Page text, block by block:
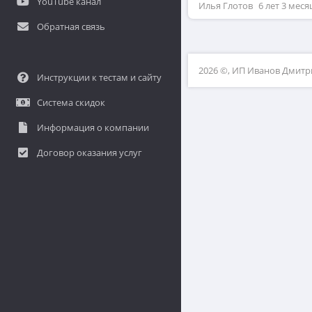
Обратная связь
Инструкции к тестам и сайту
Система скидок
Информация о компании
Договор оказания услуг
Илья Глотов 6 лет 3
2026 ©, ИП Иванов